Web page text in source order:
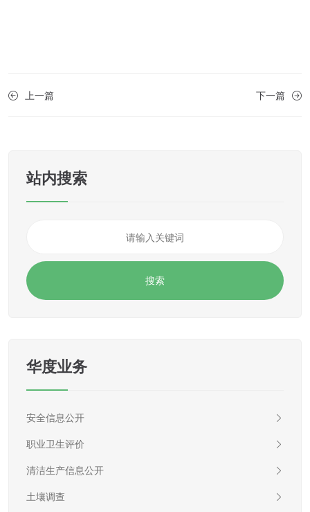
上一篇 下一篇
站内搜索
华度业务
安全信息公开
职业卫生评价
清洁生产信息公开
土壤调查